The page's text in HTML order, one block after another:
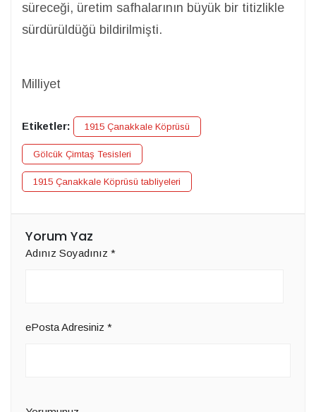
süreceği, üretim safhalarının büyük bir titizlikle
sürdürüldüğü bildirilmişti.
Milliyet
Etiketler: 1915 Çanakkale Köprüsü
Gölcük Çimtaş Tesisleri
1915 Çanakkale Köprüsü tabliyeleri
Yorum Yaz
Adınız Soyadınız *
ePosta Adresiniz *